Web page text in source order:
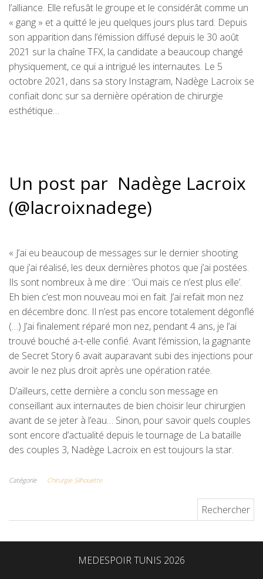
l’alliance. Elle refusât le groupe et le considérât comme un
« gang » et a quitté le jeu quelques jours plus tard. Depuis
son apparition dans l’émission diffusé depuis le 30 août
2021 sur la chaîne TFX, la candidate a beaucoup changé
physiquement, ce qui a intrigué les internautes. Le 5
octobre 2021, dans sa story Instagram, Nadège Lacroix se
confiait donc sur sa dernière opération de chirurgie
esthétique…
Un post par Nadège Lacroix
(@lacroixnadege)
« J’ai eu beaucoup de messages sur le dernier shooting
que j’ai réalisé, les deux dernières photos que j’ai postées.
Ils sont nombreux à me dire : ‘Oui mais ce n’est plus elle’.
Eh bien c’est mon nouveau moi en fait. J’ai refait mon nez
en décembre donc. Il n’est pas encore totalement dégonflé
(…) J’ai finalement réparé mon nez, pendant 4 ans, je l’ai
trouvé bouché a-t-elle confié. Avant l’émission, la gagnante
de Secret Story 6 avait auparavant subi des injections pour
avoir le nez plus droit après une opération ratée.
D’ailleurs, cette dernière a conclu son message en
conseillant aux internautes de bien choisir leur chirurgien
avant de se jeter à l’eau… Sinon, pour savoir quels couples
sont encore d’actualité depuis le tournage de La bataille
des couples 3, Nadège Lacroix en est toujours la star.
Catégorie Chirurgie Silhouette
MEDESPOIR TUNIS 2026